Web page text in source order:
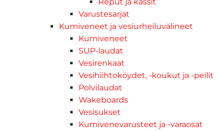
Reput ja kassit
Varustesarjat
Kumiveneet ja vesiurheiluvälineet
Kumiveneet
SUP-laudat
Vesirenkaat
Vesihiihtoköydet, -koukut ja -peilit
Polvilaudat
Wakeboards
Vesisukset
Kumivenevarusteet ja -varaosat